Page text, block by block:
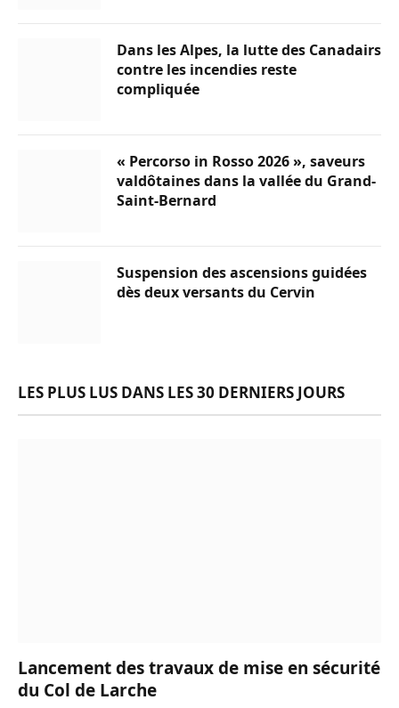
Dans les Alpes, la lutte des Canadairs
contre les incendies reste
compliquée
« Percorso in Rosso 2026 », saveurs
valdôtaines dans la vallée du Grand-
Saint-Bernard
Suspension des ascensions guidées
dès deux versants du Cervin
LES PLUS LUS DANS LES 30 DERNIERS JOURS
Lancement des travaux de mise en sécurité
du Col de Larche